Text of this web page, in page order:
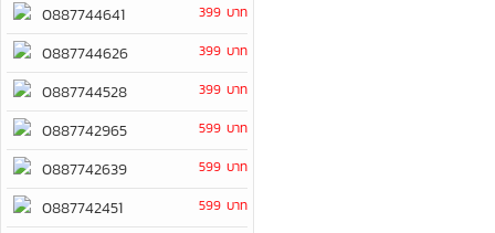
0887744641 399 บาท
0887744626 399 บาท
0887744528 399 บาท
0887742965 599 บาท
0887742639 599 บาท
0887742451 599 บาท